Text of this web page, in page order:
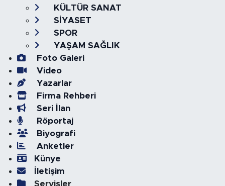
KÜLTÜR SANAT
SİYASET
SPOR
YAŞAM SAĞLIK
Foto Galeri
Video
Yazarlar
Firma Rehberi
Seri İlan
Röportaj
Biyografi
Anketler
Künye
İletişim
Servisler